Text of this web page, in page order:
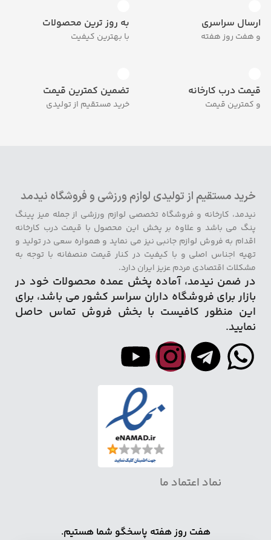
ارسال سراسری
و هفت روز هفته
به روز ترین محصولات
با بهترین کیفیت
قیمت درب کارخانه
و کمترین قیمت
تضمین کمترین قیمت
خرید مستقیم از تولیدی
خرید مستقیم از تولیدی لوازم ورزشی و فروشگاه نیدمد
نیدمد، کارخانه و فروشگاه تخصصی لوازم ورزشی از جمله میز پینگ
پنگ می باشد و علاوه بر پخش این محصول با قیمت درب کارخانه
اقدام به فروش لوازم جانبی نیز می نماید و همواره سعی در تولید و
تهیه اجناس اصلی و با کیفیت در کنار قیمت منصفانه با توجه به
مشکلات اقتصادی مردم عزیز ایران دارد.
در ضمن نیدمد، آماده پخش عمده محصولات خود در
بازار برای فروشگاه داران سراسر کشور می باشد، برای
این منظور کافیست با بخش فروش تماس حاصل
نمایید.
نماد اعتماد ما
هفت روز هفته پاسخگو شما هستیم.